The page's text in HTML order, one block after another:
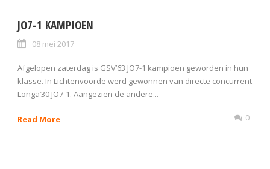
JO7-1 KAMPIOEN
08 mei 2017
Afgelopen zaterdag is GSV’63 JO7-1 kampioen geworden in hun
klasse. In Lichtenvoorde werd gewonnen van directe concurrent
Longa’30 JO7-1. Aangezien de andere...
Read More 0